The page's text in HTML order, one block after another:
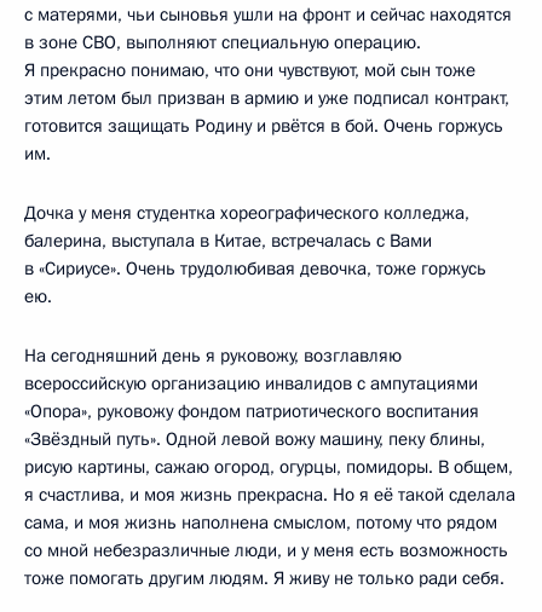
с матерями, чьи сыновья ушли на фронт и сейчас находятся
в зоне СВО, выполняют специальную операцию.
Я прекрасно понимаю, что они чувствуют, мой сын тоже
этим летом был призван в армию и уже подписал контракт,
готовится защищать Родину и рвётся в бой. Очень горжусь
им.
Дочка у меня студентка хореографического колледжа,
балерина, выступала в Китае, встречалась с Вами
в «Сириусе». Очень трудолюбивая девочка, тоже горжусь
ею.
На сегодняшний день я руковожу, возглавляю
всероссийскую организацию инвалидов с ампутациями
«Опора», руковожу фондом патриотического воспитания
«Звёздный путь». Одной левой вожу машину, пеку блины,
рисую картины, сажаю огород, огурцы, помидоры. В общем,
я счастлива, и моя жизнь прекрасна. Но я её такой сделала
сама, и моя жизнь наполнена смыслом, потому что рядом
со мной небезразличные люди, и у меня есть возможность
тоже помогать другим людям. Я живу не только ради себя.